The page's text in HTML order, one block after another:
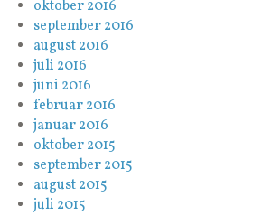
oktober 2016
september 2016
august 2016
juli 2016
juni 2016
februar 2016
januar 2016
oktober 2015
september 2015
august 2015
juli 2015